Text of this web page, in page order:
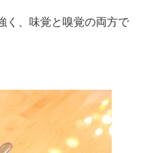
く、味覚と嗅覚の両方で